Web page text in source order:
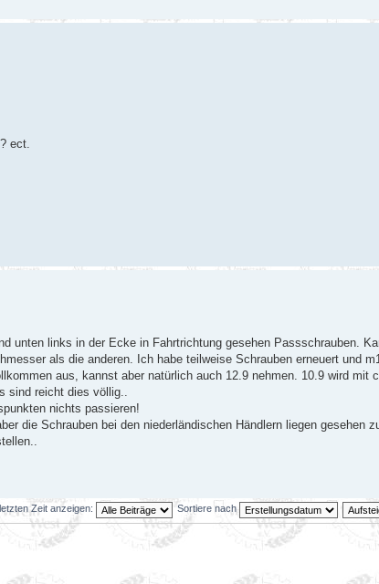
ect.
unten links in der Ecke in Fahrtrichtung gesehen Passschrauben.
als die anderen. Ich habe teilweise Schrauben erneuert und
aus, kannst aber natürlich auch 12.9 nehmen. 10.9 wird mit
sind reicht dies völlig..
nichts passieren!
die Schrauben bei den niederländischen Händlern liegen gesehen
Zeit anzeigen: Sortiere nach